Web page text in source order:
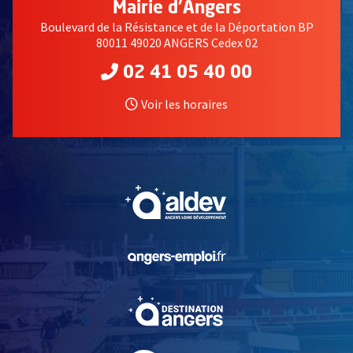
Mairie d'Angers
Boulevard de la Résistance et de la Déportation BP
80011 49020 ANGERS Cedex 02
02 41 05 40 00
Voir les horaires
, Ouvre une nouvelle